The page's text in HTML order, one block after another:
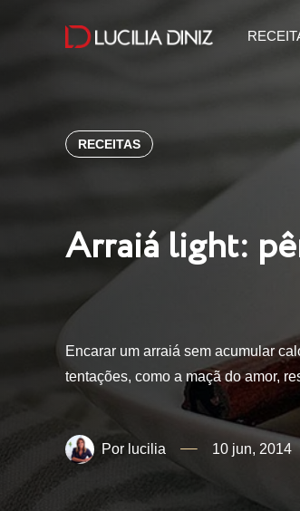
RECEITAS
Arraiá light:
Encarar um arraiá sem acumular
tentações, como a maçã do amor,
lucilia 10 jun, 2014